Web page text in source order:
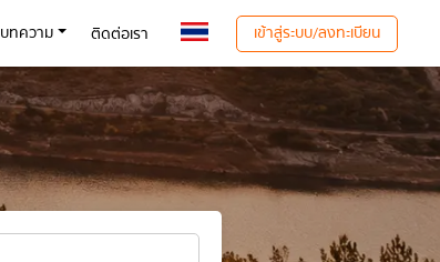
บทความ ติดต่อเรา เข้าสู่ระบบ/ลงทะเบียน